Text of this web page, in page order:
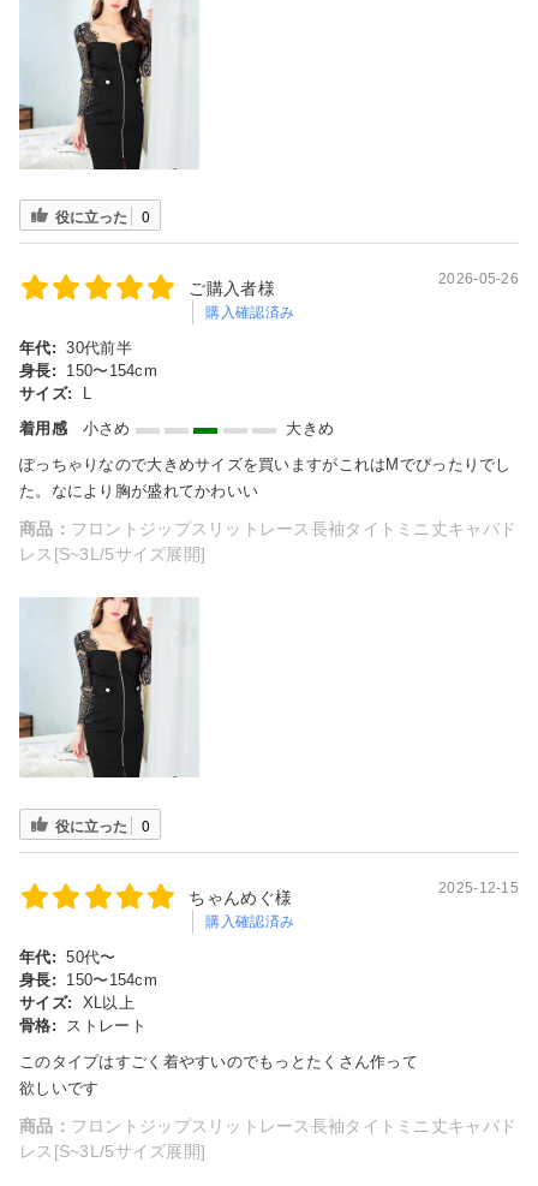
役に立った 0
ご購入者様
購入確認済み
2026-05-26
年代: 30代前半
身長:
150〜154cm
サイズ:
L
着用感
小さめ
大きめ
ぽっちゃりなので大きめサイズを買いますがこれはMでぴったりでし
た。なにより胸が盛れてかわいい
商品： フロントジップスリットレース長袖タイトミニ丈キャバド
レス[S~3L/5サイズ展開]
役に立った 0
ちゃんめぐ様
購入確認済み
2025-12-15
年代: 50代〜
身長:
150〜154cm
サイズ:
XL以上
骨格:
ストレート
このタイプはすごく着やすいのでもっとたくさん作って
欲しいです
商品： フロントジップスリットレース長袖タイトミニ丈キャバド
レス[S~3L/5サイズ展開]